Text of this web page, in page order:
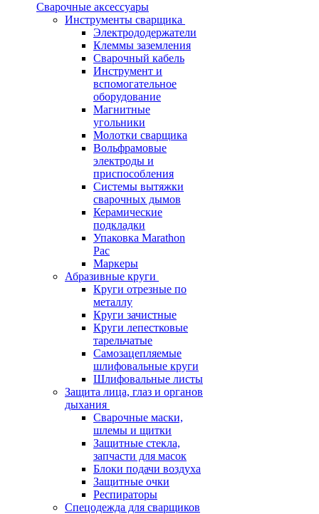
Сварочные аксессуары
Инструменты сварщика
Электрододержатели
Клеммы заземления
Сварочный кабель
Инструмент и
вспомогательное
оборудование
Магнитные
угольники
Молотки сварщика
Вольфрамовые
электроды и
приспособления
Системы вытяжки
сварочных дымов
Керамические
подкладки
Упаковка Marathon
Pac
Маркеры
Абразивные круги
Круги отрезные по
металлу
Круги зачистные
Круги лепестковые
тарельчатые
Самозацепляемые
шлифовальные круги
Шлифовальные листы
Защита лица, глаз и органов
дыхания
Сварочные маски,
шлемы и щитки
Защитные стекла,
запчасти для масок
Блоки подачи воздуха
Защитные очки
Респираторы
Спецодежда для сварщиков